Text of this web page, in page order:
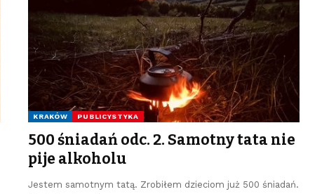
KRAKÓW PUBLICYSTYKA
500 śniadań odc. 2. Samotny tata nie
pije alkoholu
Jestem samotnym tatą. Zrobiłem dzieciom już 500 śniadań.